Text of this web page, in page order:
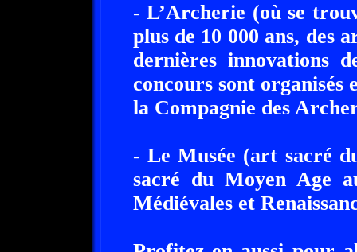
- L’Archerie (où se
plus de 10 000 ans, des
dernières innovations
concours sont organisés
la Compagnie des
- Le Musée (art sacré
sacré du Moyen Age
Médiévales et